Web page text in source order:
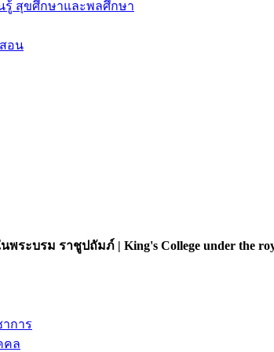
รู้ สุขศึกษาและพลศึกษา
อน
พระบรม ราชูปถัมภ์ | King's College under the
การ
คล